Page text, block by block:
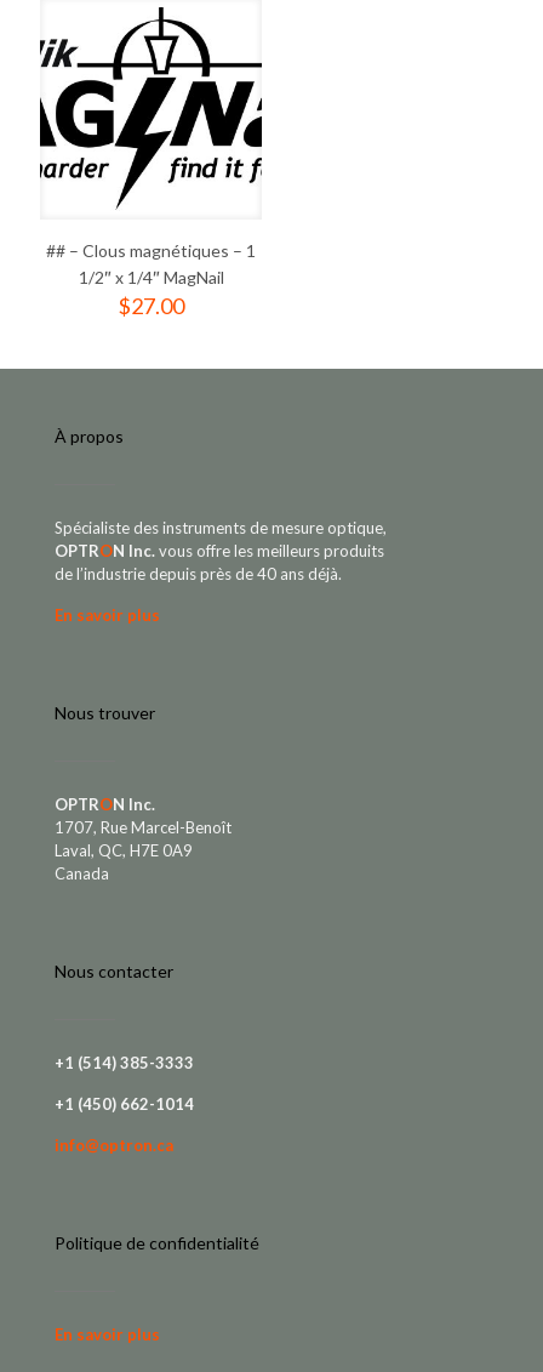
## – Clous magnétiques – 1
1/2″ x 1/4″ MagNail
$27.00
À propos
Spécialiste des instruments de mesure optique,
OPTRON Inc.vous offre les meilleurs produits
de l’industrie depuis près de 40 ans déjà.
En savoir plus
Nous trouver
OPTRON Inc.
1707, Rue Marcel-Benoît
Laval, QC, H7E 0A9
Canada
Nous contacter
+1 (514) 385-3333
+1 (450) 662-1014
info@optron.ca
Politique de confidentialité
En savoir plus